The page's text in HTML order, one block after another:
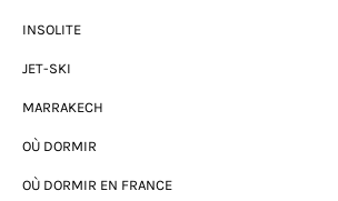
INSOLITE
JET-SKI
MARRAKECH
OÙ DORMIR
OÙ DORMIR EN FRANCE